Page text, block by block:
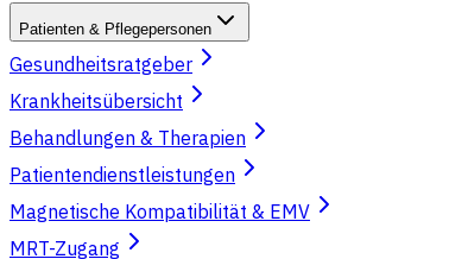
Patienten & Pflegepersonen
Gesundheitsratgeber
Krankheitsübersicht
Behandlungen & Therapien
Patientendienstleistungen
Magnetische Kompatibilität & EMV
MRT-Zugang